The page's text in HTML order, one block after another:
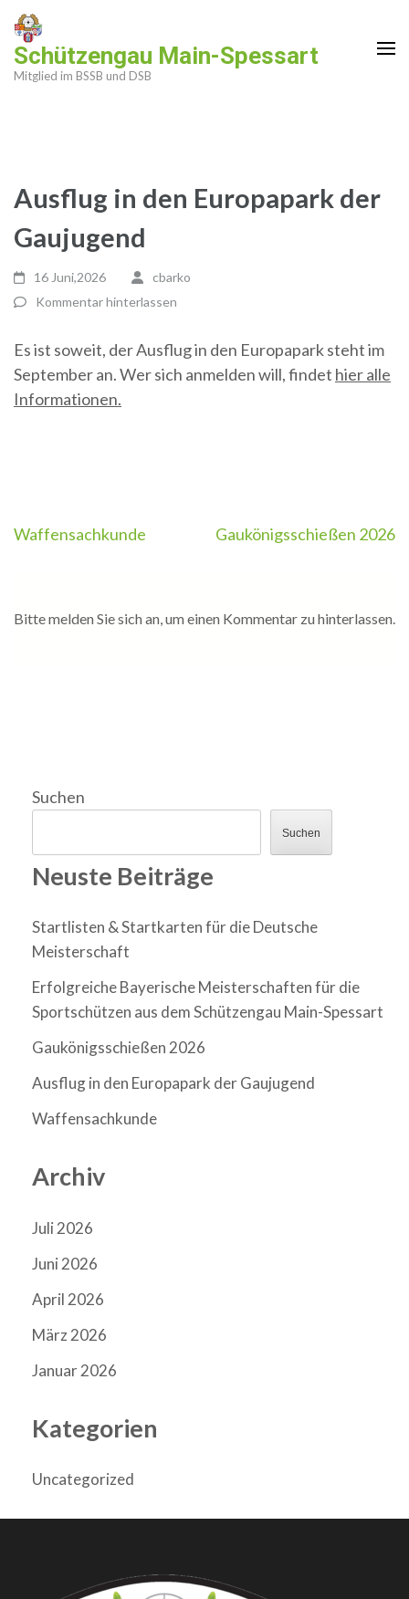
Zum
Inhalt
springen
(Enter
Schützengau Main-Spessart
Mitglied im BSSB und DSB
Ausflug in den Europapark der
Gaujugend
16 Juni,2026
cbarko
Kommentar hinterlassen
Es ist soweit, der Ausflug in den Europapark steht im
September an. Wer sich anmelden will, findet hier alle
Informationen.
Beitragsnavigation
Waffensachkunde Gaukönigsschießen 2026
Bitte melden Sie sich an, um einen Kommentar zu hinterlassen.
Suchen
Suchen
Neuste Beiträge
Startlisten & Startkarten für die Deutsche
Meisterschaft
Erfolgreiche Bayerische Meisterschaften für die
Sportschützen aus dem Schützengau Main-Spessart
Gaukönigsschießen 2026
Ausflug in den Europapark der Gaujugend
Waffensachkunde
Archiv
Juli 2026
Juni 2026
April 2026
März 2026
Januar 2026
Kategorien
Uncategorized